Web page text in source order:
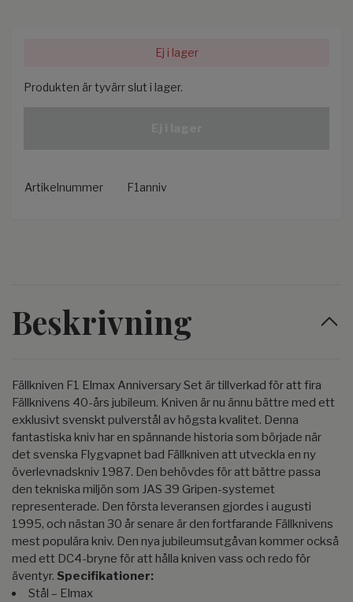
Ej i lager
Produkten är tyvärr slut i lager.
Artikelnummer F1anniv
Beskrivning
Fällkniven F1 Elmax Anniversary Set är tillverkad för att fira
Fällknivens 40-års jubileum. Kniven är nu ännu bättre med ett
exklusivt svenskt pulverstål av högsta kvalitet. Denna
fantastiska kniv har en spännande historia som började när
det svenska Flygvapnet bad Fällkniven att utveckla en ny
överlevnadskniv 1987. Den behövdes för att bättre passa
den tekniska miljön som JAS 39 Gripen-systemet
representerade. Den första leveransen gjordes i augusti
1995, och nästan 30 år senare är den fortfarande Fällknivens
mest populära kniv. Den nya jubileumsutgåvan kommer också
med ett DC4-bryne för att hålla kniven vass och redo för
äventyr. Specifikationer:
Stål – Elmax